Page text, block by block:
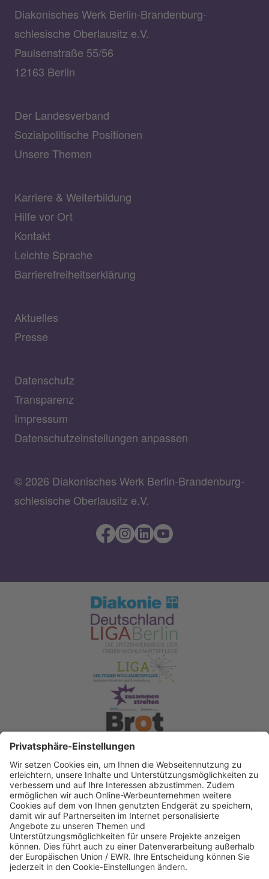
Diakonisches Werk Berlin-Brandenburg-
schlesische Oberlausitz e.V.
Paulsenstraße 55/56
12163 Berlin
Der Landesverband
Sozialpolitische Positionen
Unsere Themen
Karriere & Weiterbildung
Hilfe vor Ort
Kontakt
Leichte Sprache
Barrierefreiheitserklärung
Aktuelles
Presse
Datenschutz
Transparenz
Impressum
Datenschutzeinstellungen anpassen
© 2026 Diakonisches Werk Berlin-Brandenburg-
schlesische Oberlausitz e.V.
Spendenkonto Diakonisches Werk Berlin-
Brandenburg-schlesische Oberlausitz e.V
Bank für Sozialwirtschaft
IBAN: DE22 3702 0500 0003 2019 00